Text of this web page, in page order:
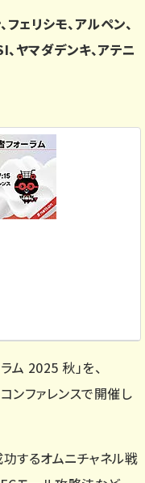
ェリシモ、アルペン、
ヤマダデンキ、アテニ
ラム 2025 秋」を、
ンファレンスで開催し
するオムニチャネル戦